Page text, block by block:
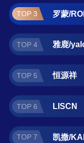
单可供您作为选购
的数据提供貂绒外
心。(榜单每月更新
TOP 3 罗蒙/
TOP 4 雅鹿/
TOP 5 恒源祥
TOP 6 LISCN
TOP 7 凯撒/